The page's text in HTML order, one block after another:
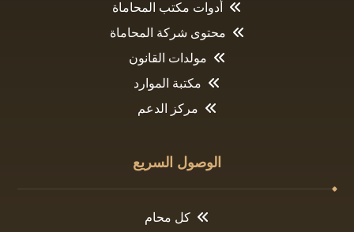
أدوات مكتب المحاماة
محتوى شركة المحاماة
مولدات القانون
مكتبة الموارد
مركز الدعم
الوصول السريع
كل محام